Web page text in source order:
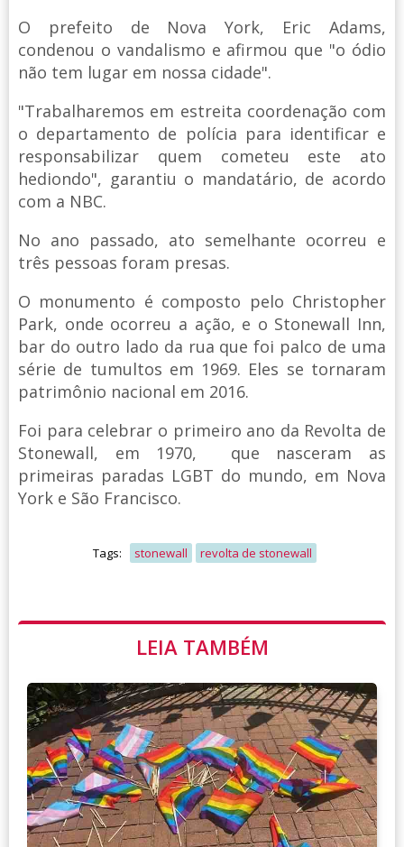
O prefeito de Nova York, Eric Adams,
condenou o vandalismo e afirmou que "o ódio
não tem lugar em nossa cidade".
"Trabalharemos em estreita coordenação com
o departamento de polícia para identificar e
responsabilizar quem cometeu este ato
hediondo", garantiu o mandatário, de acordo
com a NBC.
No ano passado, ato semelhante ocorreu e
três pessoas foram presas.
O monumento é composto pelo Christopher
Park, onde ocorreu a ação, e o Stonewall Inn,
bar do outro lado da rua que foi palco de uma
série de tumultos em 1969. Eles se tornaram
patrimônio nacional em 2016.
Foi para celebrar o primeiro ano da Revolta de
Stonewall, em 1970, que nasceram as
primeiras paradas LGBT do mundo, em Nova
York e São Francisco.
Tags: stonewall revolta de stonewall
LEIA TAMBÉM